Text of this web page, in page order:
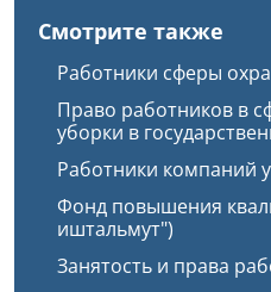
Смотрите также
Работники сферы
Право работников в
уборки в
Работники компаний
Фонд повышения
иштальмут")
Занятость и права